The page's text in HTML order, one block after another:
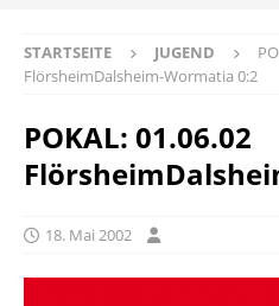
STARTSEITE JUGEND
FlörsheimDalsheim-Wormatia 0:2
POKAL: 01.06.02
18. Mai 2002